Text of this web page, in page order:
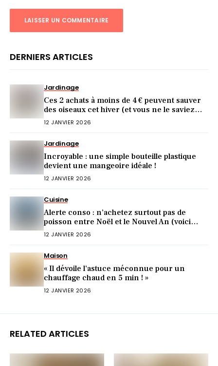
DERNIERS ARTICLES
Jardinage
Ces 2 achats à moins de 4 € peuvent sauver
des oiseaux cet hiver (et vous ne le saviez
pas)
12 JANVIER 2026
Jardinage
Incroyable : une simple bouteille plastique
devient une mangeoire idéale !
12 JANVIER 2026
Cuisine
Alerte conso : n’achetez surtout pas de
poisson entre Noël et le Nouvel An (voici
pourquoi)
12 JANVIER 2026
Maison
« Il dévoile l’astuce méconnue pour un
chauffage chaud en 5 min ! »
12 JANVIER 2026
RELATED ARTICLES